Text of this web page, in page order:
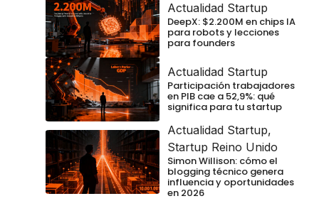
Actualidad Startup
DeepX: $2.200M en chips IA
para robots y lecciones
para founders
Actualidad Startup
Participación trabajadores
en PIB cae a 52,9%: qué
significa para tu startup
Actualidad Startup,
Startup Reino Unido
Simon Willison: cómo el
blogging técnico genera
influencia y oportunidades
en 2026